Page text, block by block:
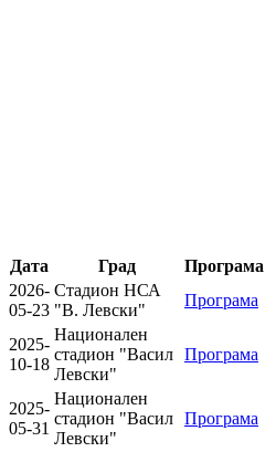
Дата Град
Програма
2026-
05-23
Стадион НСА
"В. Левски"
Програма
2025-
10-18
Национален
стадион "Васил
Левски"
Програма
2025-
05-31
Национален
стадион "Васил
Левски"
Програма